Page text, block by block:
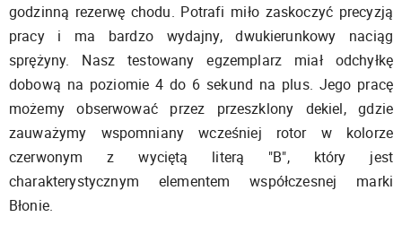
godzinną rezerwę chodu. Potrafi miło zaskoczyć precyzją
pracy i ma bardzo wydajny, dwukierunkowy naciąg
sprężyny. Nasz testowany egzemplarz miał odchyłkę
dobową na poziomie 4 do 6 sekund na plus. Jego pracę
możemy obserwować przez przeszklony dekiel, gdzie
zauważymy wspomniany wcześniej rotor w kolorze
czerwonym z wyciętą literą "B", który jest
charakterystycznym elementem współczesnej marki
Błonie.